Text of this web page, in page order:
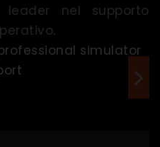
leader nel supporto